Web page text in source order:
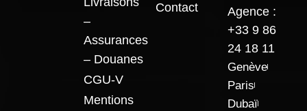
–
Assurances
– Douanes
CGU-V
Mentions
Contact
Agence :
+33 9 86
24 18 11
Genève
Paris
Dubaï